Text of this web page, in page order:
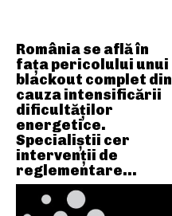
România se află în
fața pericolului unui
blackout complet din
cauza intensificării
dificultăților
energetice.
Specialiștii cer
intervenții de
reglementare…